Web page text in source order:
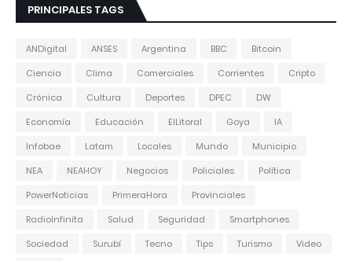
PRINCIPALES TAGS
ANDigital ANSES Argentina BBC
Bitcoin
Ciencia
Clima Comerciales Corrientes
Cripto
Crónica
Cultura Deportes DPEC
DW
Economía
Educación ElLitoral Goya
IA
Infobae
Latam Locales Mundo
Municipio
NEA
NEAHOY Negocios Policiales
Política
PowerNoticias
PrimeraHora
Provinciales
RadioInfinita
Salud Seguridad
Smartphones
Sociedad
Surubí Tecno Tips Turismo
Video